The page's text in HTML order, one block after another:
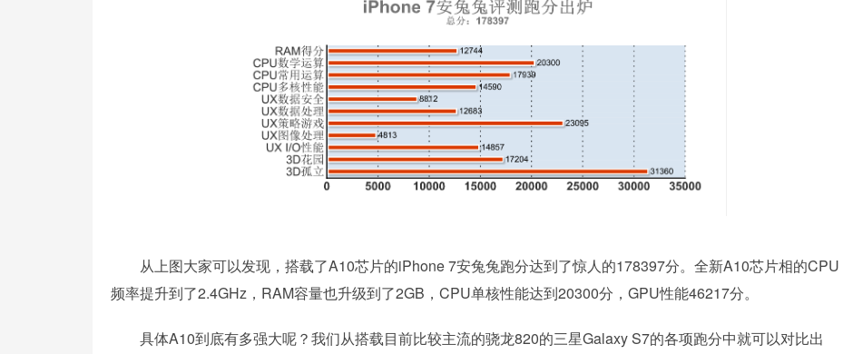
从上图大家可以发现，搭载了A10芯片的iPhone 7安兔兔跑分达到了惊人的178397分。全新A10芯片相的CPU
频率提升到了2.4GHz，RAM容量也升级到了2GB，CPU单核性能达到20300分，GPU性能46217分。
具体A10到底有多强大呢？我们从搭载目前比较主流的骁龙820的三星Galaxy S7的各项跑分中就可以对比出